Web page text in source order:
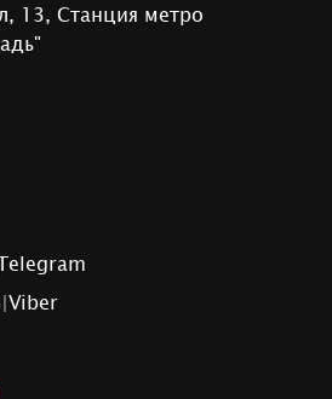
13, Станция метро
|Viber